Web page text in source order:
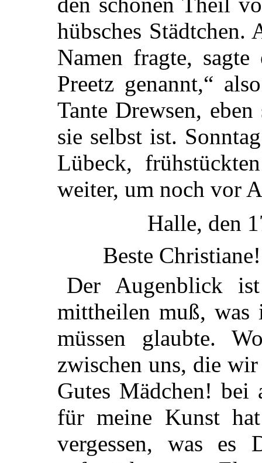
hübsches
Namen fragte,
Preetz genannt,“
Tante Drewsen,
sie selbst ist.
Lübeck,
weiter, um noch vor
Halle, den
Beste Christiane!
Der Augenblick
mittheilen muß, was
müssen glaubte.
zwischen uns, die
Gutes Mädchen!
für meine Kunst
vergessen, was es